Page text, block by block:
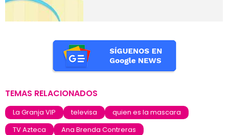
TEMAS RELACIONADOS
La Granja VIP televisa
quien es la mascara
TV Azteca
Ana Brenda Contreras